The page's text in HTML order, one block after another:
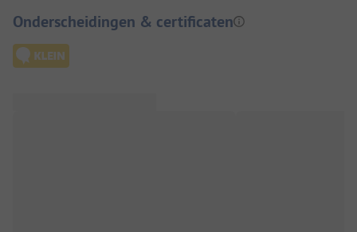
Onderscheidingen & certificaten